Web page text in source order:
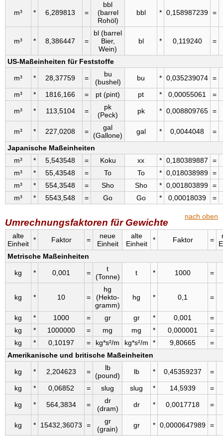
m³ * 6,289813 =
bbl
(barrel
Rohöl)
bbl * 0,158987239 =
m³ * 8,386447 =
bl (barrel
Bier,
Wein)
bl * 0,119240 =
US-Maßeinheiten für Feststoffe
m³ * 28,37759 =
bu
(bushel)
bu * 0,035239074 =
m³ * 1816,166 = pt (pint) pt * 0,00055061 =
m³ * 113,5104 =
pk
(Peck)
pk * 0,008809765 =
m³ * 227,0208 =
gal
(Gallone)
gal * 0,0044048 =
Japanische Maßeinheiten
m³
* 5,543548 = Koku xx * 0,180389887
=
m³
* 55,43548 = To To * 0,018038989 =
m³
* 554,3548 = Sho Sho * 0,001803899 =
m³
* 5543,548 = Go Go * 0,00018039 =
nach oben
Umrechnungsfaktoren für Gewichte
alte
Einheit * Faktor =
neue
Einheit
alte
Einheit
* Faktor =
Metrische Maßeinheiten
kg * 0,001 =
t
(Tonne)
t * 1000 =
kg * 10 =
hg
(Hekto­
gramm)
hg * 0,1 =
kg * 1000 = gr gr * 0,001
=
kg
* 1000000 = mg mg * 0,000001
=
kg
* 0,10197 = kg*s²/m kg*s²/m * 9,80665
=
Amerikanische und britische Maßeinheiten
kg * 2,204623 =
lb
(pound)
lb * 0,45359237 =
kg * 0,06852 = slug slug * 14,5939 =
kg * 564,3834 =
dr
(dram)
dr * 0,0017718 =
kg * 15432,36073 =
gr
(grain)
gr * 0,0000647989 =